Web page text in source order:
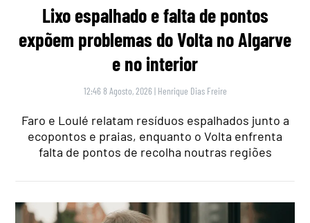
Lixo espalhado e falta de pontos
expõem problemas do Volta no Algarve
e no interior
12:46 8 Agosto, 2026 | Henrique Dias Freire
Faro e Loulé relatam resíduos espalhados junto a
ecopontos e praias, enquanto o Volta enfrenta
falta de pontos de recolha noutras regiões